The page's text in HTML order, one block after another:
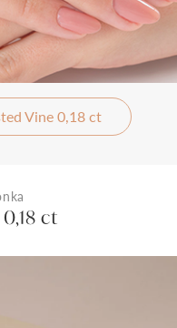
Vine 0,18 ct
ct